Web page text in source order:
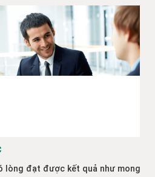
lòng đạt được kết quả như mong